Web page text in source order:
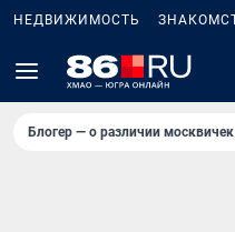
НЕДВИЖИМОСТЬ
Блогер — о различии москвичек